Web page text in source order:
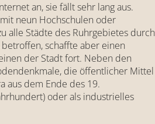
an, sie fällt sehr lang aus.
neun Hochschulen oder
alle Städte des Ruhrgebietes durch
schaffte aber einen
der Stadt fort. Neben den
die öffentlicher Mittel
aus dem Ende des 19.
oder als industrielles